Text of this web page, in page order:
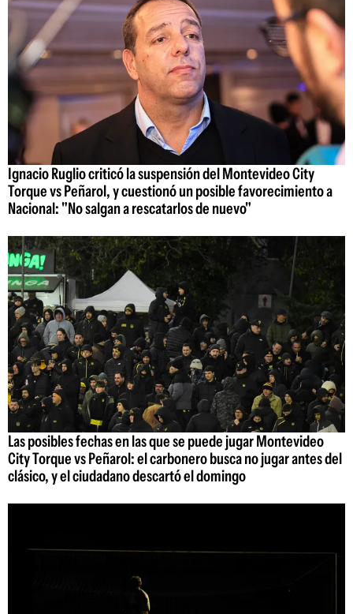
Ignacio Ruglio criticó la suspensión del Montevideo City
Torque vs Peñarol, y cuestionó un posible favorecimiento a
Nacional: "No salgan a rescatarlos de nuevo"
Las posibles fechas en las que se puede jugar Montevideo
City Torque vs Peñarol: el carbonero busca no jugar antes del
clásico, y el ciudadano descartó el domingo